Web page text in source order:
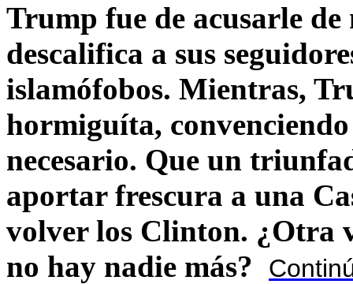
Trump fue de acusarle
descalifica a sus
islamófobos. Mientras,
hormiguíta,
necesario. Que un
aportar frescura a una
volver los Clinton. ¿Otra
no hay nadie más?